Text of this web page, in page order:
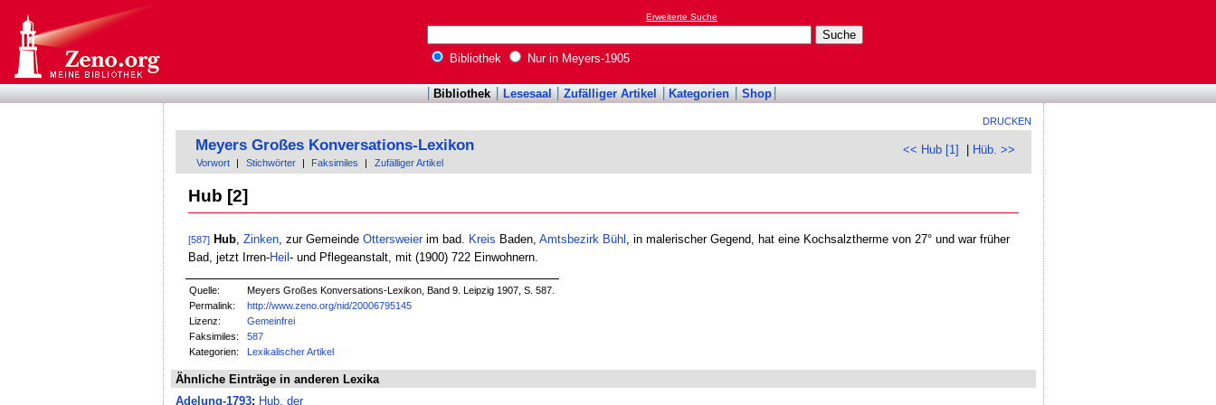
Erweiterte Suche
Bibliothek Nur in Meyers-1905
Bibliothek Lesesaal Zufälliger Artikel Kategorien Shop
DRUCKEN
<< Hub [1] Hüb. >>
Meyers Großes Konversations-Lexikon
Vorwort Stichwörter Faksimiles Zufälliger Artikel
Hub [2]
[587] Hub, Zinken, zur Gemeinde Ottersweierim bad. Kreis Baden, Amtsbezirk Bühl
, in malerischer Gegend, hat eine Kochsalztherme von 27° und war früher
Bad, jetzt Irren-Heil - und Pflegeanstalt, mit (1900) 722 Einwohnern.
Quelle:
Meyers Großes Konversations-Lexikon, Band 9. Leipzig 1907, S. 587.
Permalink:
http://www.zeno.org/nid/20006795145
Lizenz:
Gemeinfrei
Faksimiles:
587
Kategorien:
Lexikalischer Artikel
Ähnliche Einträge in anderen Lexika
Adelung-1793: Hub, der